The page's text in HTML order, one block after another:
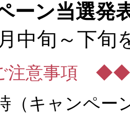
ーン当選発
中旬～下旬
意事項
（キャンペー